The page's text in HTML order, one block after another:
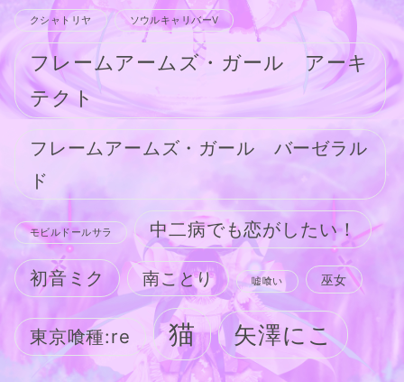
クシャトリヤ ソウルキャリバーV
フレームアームズ・ガール アーキ
テクト
フレームアームズ・ガール バーゼラル
ド
モビルドールサラ 中二病でも恋がしたい！
初音ミク 南ことり 嘘喰い 巫女
東京喰種:re 猫 矢澤にこ